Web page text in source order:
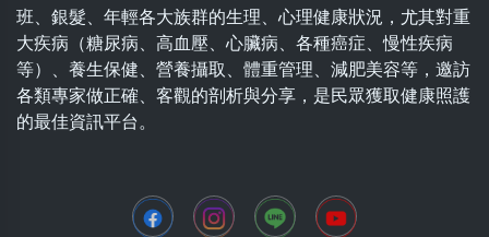
班、銀髮、年輕各大族群的生理、心理健康狀況，尤其對重
大疾病（糖尿病、高血壓、心臟病、各種癌症、慢性疾病
等）、養生保健、營養攝取、體重管理、減肥美容等，邀訪
各類專家做正確、客觀的剖析與分享，是民眾獲取健康照護
的最佳資訊平台。